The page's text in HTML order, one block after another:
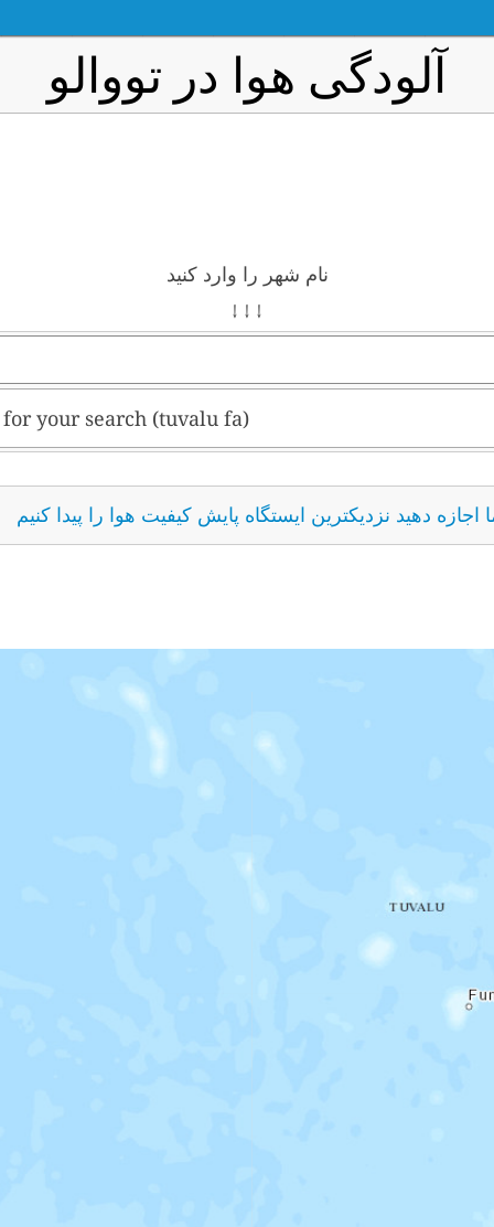
آلودگی هوا در تووالو
نام شهر را وارد کنید
↓ ↓ ↓
your search (tuvalu fa)
اجازه دهید نزدیکترین ایستگاه پایش کیفیت هوا را پیدا کنیم